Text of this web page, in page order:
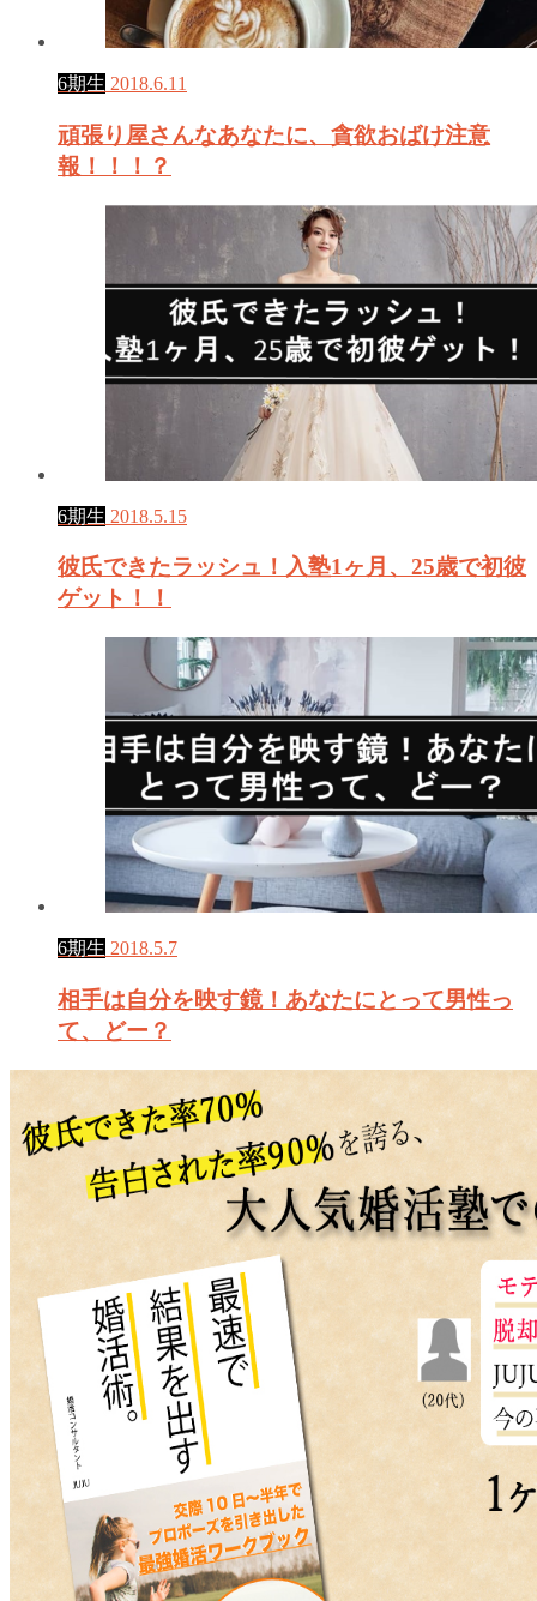
6期生 2018.6.11
頑張り屋さんなあなたに、貪欲おばけ注意
報！！！？
6期生 2018.5.15
彼氏できたラッシュ！入塾1ヶ月、25歳で初彼
ゲット！！
6期生 2018.5.7
相手は自分を映す鏡！あなたにとって男性っ
て、どー？